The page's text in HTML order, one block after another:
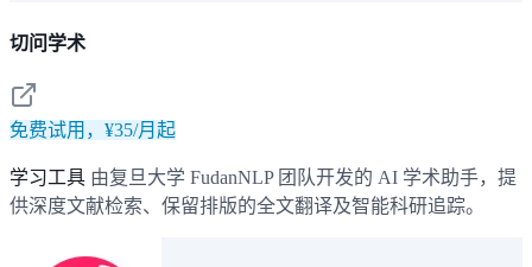
切问学术
免费试用，¥35/月起
学习工具 由复旦大学 FudanNLP 团队开发的 AI 学术助手，提
供深度文献检索、保留排版的全文翻译及智能科研追踪。